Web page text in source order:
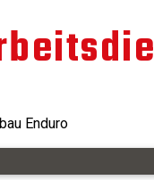
Enduro